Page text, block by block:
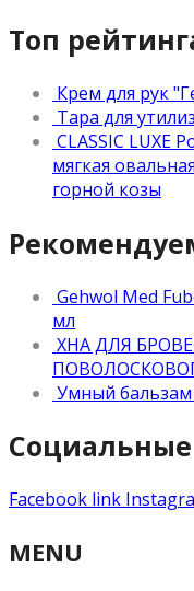
Топ
Крем для рук
Тара для
CLASSIC LUXE
мягкая
горной козы
Gehwol Med
мл
ХНА ДЛЯ
Умный
Социальные
Facebook link
MENU